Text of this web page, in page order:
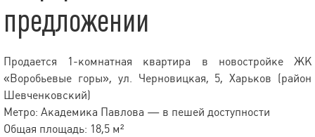
предложении
Продается 1-комнатная квартира в новостройке ЖК
«Воробьевые горы», ул. Черновицкая, 5, Харьков (район
Шевченковский)
Метро: Академика Павлова — в пешей доступности
Общая площадь: 18,5 м²